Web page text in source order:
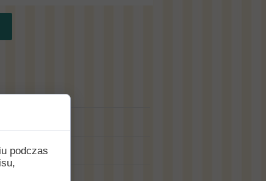
podczas